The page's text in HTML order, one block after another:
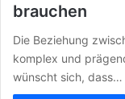
brauchen
Die Beziehung
komplex und
wünscht sich, dass…